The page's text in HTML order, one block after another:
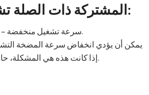
بعض من المشاكل مضخة VFD المشتركة ذات الصلة تشمل:
سرعة تشغيل منخفضة – إذا المضخة هو المتضخم ثم سيتم تخفيض سرعة المضخة.
يمكن أن يؤدي انخفاض سرعة المضخة
إذا كانت هذه هي المشكلة، حاول تشغيل المضخة بأقصى سرعة لفترة قصيرة لطرد تراكم.